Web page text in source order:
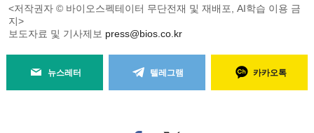
<저작권자 © 바이오스펙테이터 무단전재 및 재배포, AI학습 이용 금
지>
보도자료 및 기사제보 press@bios.co.kr
뉴스레터 텔레그램 카카오톡